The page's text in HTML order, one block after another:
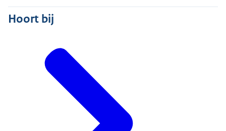
Hoort bij